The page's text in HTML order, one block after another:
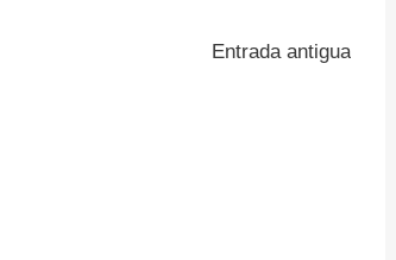
Entrada antigua